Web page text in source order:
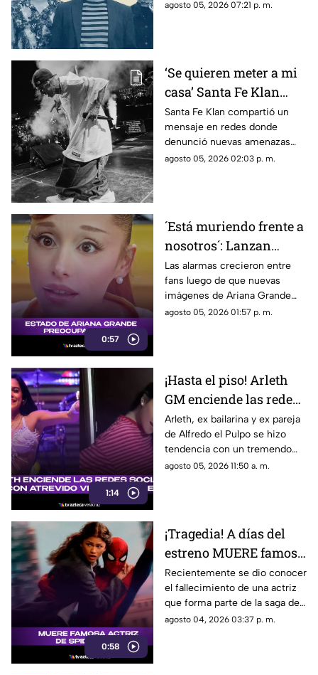
algunos detalles que te podrían
agosto 05, 2026 07:21 p. m.
‘Se quieren meter a mi
casa’ Santa Fe Klan
denuncia AMENAZAS
tras balacera en su
tienda
Santa Fe Klan compartió un
mensaje en redes donde
denunció nuevas amenazas
después de la balacera en su
agosto 05, 2026 02:03 p. m.
0:57
´Está muriendo frente a
nosotros´: Lanzan
ALERTA por Ariana
Grande tras revelar
estado actual
Las alarmas crecieron entre
fans luego de que nuevas
imágenes de Ariana Grande
desataran preocupación por su
agosto 05, 2026 01:57 p. m.
1:14
¡Hasta el piso! Arleth
GM enciende las redes
sociales con atrevido
video de baile
Arleth, ex bailarina y ex pareja
de Alfredo el Pulpo se hizo
tendencia con un tremendo
baile que compartió en sus
agosto 05, 2026 11:50 a. m.
0:58
¡Tragedia! A días del
estreno MUERE famosa
actriz de Spider-Man;
esto se sabe
Recientemente se dio conocer
el fallecimiento de una actriz
que forma parte de la saga de
Spider-Man.
agosto 04, 2026 03:37 p. m.